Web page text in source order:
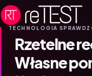
TECHNOLOGIA
Rzetelne
Własne